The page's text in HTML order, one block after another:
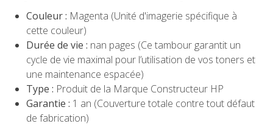
Couleur : Magenta (Unité d'imagerie spécifique à
cette couleur)
Durée de vie : nan pages (Ce tambour garantit un
cycle de vie maximal pour l’utilisation de vos toners et
une maintenance espacée)
Type : Produit de la Marque Constructeur HP
Garantie : 1 an (Couverture totale contre tout défaut
de fabrication)